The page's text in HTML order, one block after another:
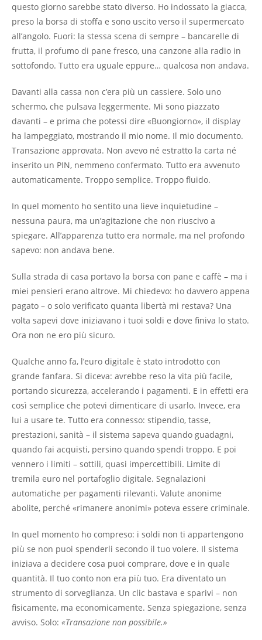
questo giorno sarebbe stato diverso. Ho indossato la giacca,
preso la borsa di stoffa e sono uscito verso il supermercato
all’angolo. Fuori: la stessa scena di sempre – bancarelle di
frutta, il profumo di pane fresco, una canzone alla radio in
sottofondo. Tutto era uguale eppure… qualcosa non andava.
Davanti alla cassa non c’era più un cassiere. Solo uno
schermo, che pulsava leggermente. Mi sono piazzato
davanti – e prima che potessi dire «Buongiorno», il display
ha lampeggiato, mostrando il mio nome. Il mio documento.
Transazione approvata. Non avevo né estratto la carta né
inserito un PIN, nemmeno confermato. Tutto era avvenuto
automaticamente. Troppo semplice. Troppo fluido.
In quel momento ho sentito una lieve inquietudine –
nessuna paura, ma un’agitazione che non riuscivo a
spiegare. All’apparenza tutto era normale, ma nel profondo
sapevo: non andava bene.
Sulla strada di casa portavo la borsa con pane e caffè – ma i
miei pensieri erano altrove. Mi chiedevo: ho davvero appena
pagato – o solo verificato quanta libertà mi restava? Una
volta sapevi dove iniziavano i tuoi soldi e dove finiva lo stato.
Ora non ne ero più sicuro.
Qualche anno fa, l’euro digitale è stato introdotto con
grande fanfara. Si diceva: avrebbe reso la vita più facile,
portando sicurezza, accelerando i pagamenti. E in effetti era
così semplice che potevi dimenticare di usarlo. Invece, era
lui a usare te. Tutto era connesso: stipendio, tasse,
prestazioni, sanità – il sistema sapeva quando guadagni,
quando fai acquisti, persino quando spendi troppo. E poi
vennero i limiti – sottili, quasi impercettibili. Limite di
tremila euro nel portafoglio digitale. Segnalazioni
automatiche per pagamenti rilevanti. Valute anonime
abolite, perché «rimanere anonimi» poteva essere criminale.
In quel momento ho compreso: i soldi non ti appartengono
più se non puoi spenderli secondo il tuo volere. Il sistema
iniziava a decidere cosa puoi comprare, dove e in quale
quantità. Il tuo conto non era più tuo. Era diventato un
strumento di sorveglianza. Un clic bastava e sparivi – non
fisicamente, ma economicamente. Senza spiegazione, senza
avviso. Solo: «Transazione non possibile.»